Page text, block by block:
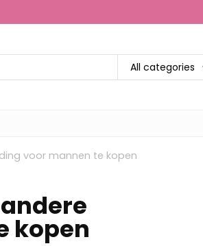
All categories
voor mannen te kopen
kopen